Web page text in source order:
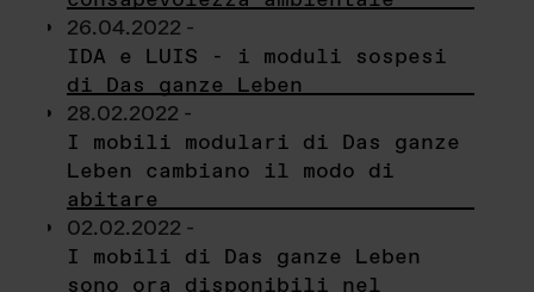
26.04.2022 -
IDA e LUIS - i moduli sospesi
di Das ganze Leben
28.02.2022 -
I mobili modulari di Das ganze
Leben cambiano il modo di
abitare
02.02.2022 -
I mobili di Das ganze Leben
sono ora disponibili nel